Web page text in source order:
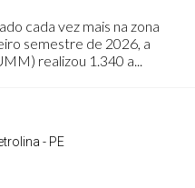
cada vez mais na zona
semestre de 2026, a
realizou 1.340 a...
- PE